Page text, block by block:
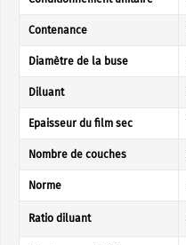
Contenance
Diamètre de la buse
Diluant
Epaisseur du film sec
Nombre de couches
Norme
Ratio diluant